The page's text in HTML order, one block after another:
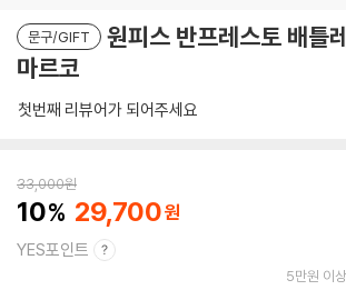
문구/GIFT
원피스 반프레스토 배틀
마르코
첫번째 리뷰어가 되어주세요
33,000원
10 29,700
YES포인트
5만원 이